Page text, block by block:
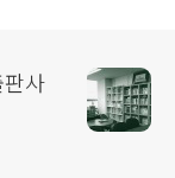
사